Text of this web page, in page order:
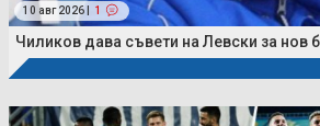
10 авг 2026 | 1
Чиликов дава съвети на Левски за нов